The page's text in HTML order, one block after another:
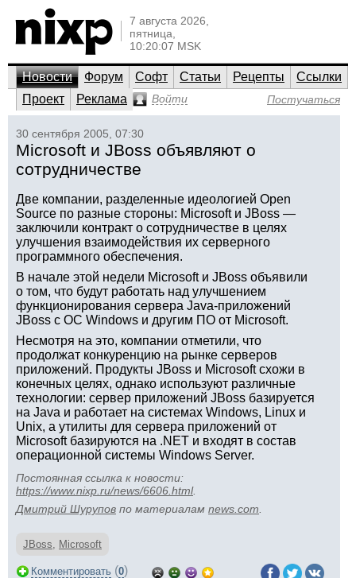
7 августа 2026,
пятница,
10:20:07 MSK
Новости Форум Софт Статьи Рецепты
Ссылки
Проект
Реклама Войти Постучаться
30 сентября 2005, 07:30
Microsoft и JBoss объявляют о
сотрудничестве
Две компании, разделенные идеологией Open
Source по разные стороны: Microsoft и JBoss —
заключили контракт о сотрудничестве в целях
улучшения взаимодействия их серверного
программного обеспечения.
В начале этой недели Microsoft и JBoss объявили
о том, что будут работать над улучшением
функционирования сервера Java-приложений
JBoss с ОС Windows и другим ПО от Microsoft.
Несмотря на это, компании отметили, что
продолжат конкуренцию на рынке серверов
приложений. Продукты JBoss и Microsoft схожи в
конечных целях, однако используют различные
технологии: сервер приложений JBoss базируется
на Java и работает на системах Windows, Linux и
Unix, а утилиты для сервера приложений от
Microsoft базируются на .NET и входят в состав
операционной системы Windows Server.
Постоянная ссылка к новости:
https://www.nixp.ru/news/6606.html.
Дмитрий Шурупов по материалам news.com
JBoss, Microsoft
Комментировать (0)